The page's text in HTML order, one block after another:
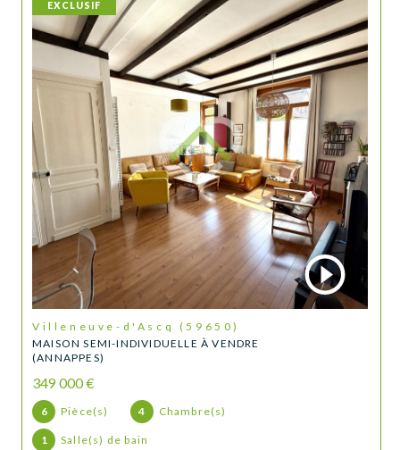
EXCLUSIF
Villeneuve-d'Ascq (59650)
MAISON SEMI-INDIVIDUELLE À VENDRE
(ANNAPPES)
349 000 €
6 Pièce(s) 4 Chambre(s)
1 Salle(s) de bain